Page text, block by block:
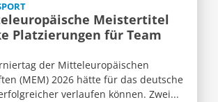
Meistertitel
Platzierungen für Team
der Mitteleuropäischen
(MEM) 2026 hätte für das deutsche
verlaufen können. Zwei...